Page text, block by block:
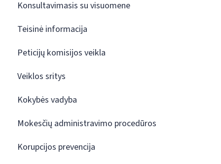
Konsultavimasis su visuomene
Teisinė informacija
Peticijų komisijos veikla
Veiklos sritys
Kokybės vadyba
Mokesčių administravimo procedūros
Korupcijos prevencija